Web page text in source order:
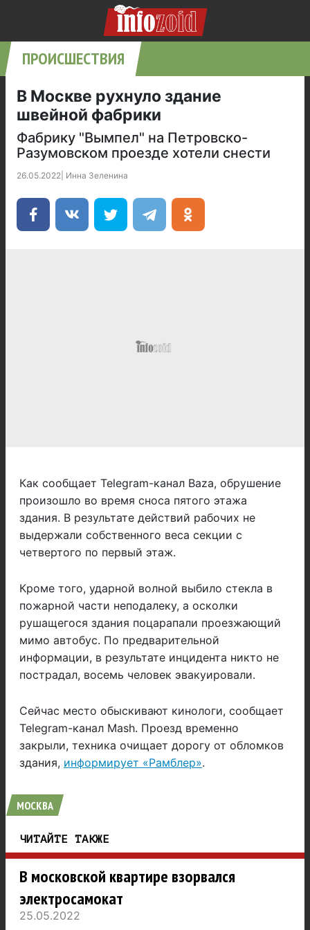
ПРОИСШЕСТВИЯ
В Москве рухнуло здание
швейной фабрики
Фабрику "Вымпел" на Петровско-
Разумовском проезде хотели снести
26.05.2022 Инна Зеленина
Как сообщает Telegram-канал Baza, обрушение
произошло во время сноса пятого этажа
здания. В результате действий рабочих не
выдержали собственного веса секции с
четвертого по первый этаж.
Кроме того, ударной волной выбило стекла в
пожарной части неподалеку, а осколки
рушащегося здания поцарапали проезжающий
мимо автобус. По предварительной
информации, в результате инцидента никто не
пострадал, восемь человек эвакуировали.
Сейчас место обыскивают кинологи, сообщает
Telegram-канал Mash. Проезд временно
закрыли, техника очищает дорогу от обломков
здания, информирует «Рамблер».
МОСКВА
ЧИТАЙТЕ ТАКЖЕ
В московской квартире взорвался
электросамокат
25.05.2022